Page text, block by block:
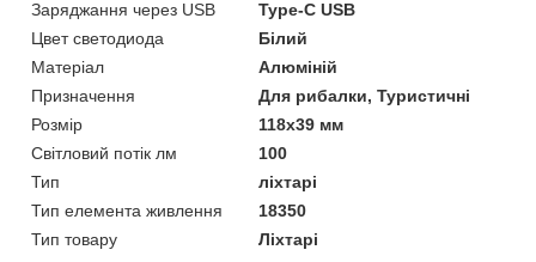
Заряджання через USB
Type-C USB
Цвет светодиода
Білий
Матеріал
Алюміній
Призначення
Для рибалки, Туристичні
Розмір
118х39 мм
Світловий потік лм
100
Тип
ліхтарі
Тип елемента живлення
18350
Тип товару
Ліхтарі